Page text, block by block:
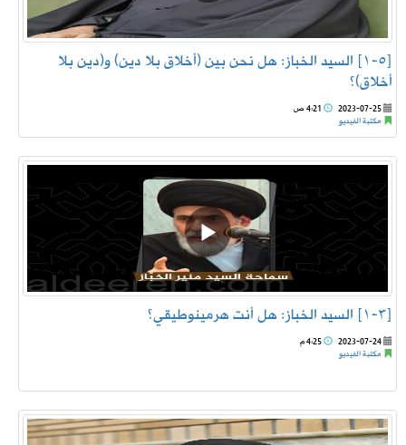
[٥-١] السيد الخباز: هل نحن بين (أخلاق بلا دين) و(دين بلا
أخلاق)؟
2023-07-25
مكتبة الفيديو
[٣-١] السيد الخباز: هل أنت هرمينوطيقي؟
2023-07-24
مكتبة الفيديو